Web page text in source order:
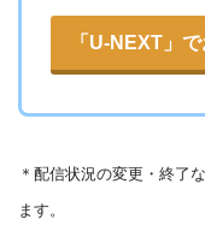
「U-NEXT」
＊ 配信状況の変更・終了
ます。